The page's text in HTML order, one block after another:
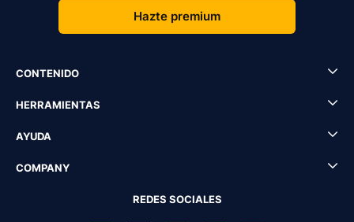
Hazte premium
CONTENIDO
HERRAMIENTAS
AYUDA
COMPANY
REDES SOCIALES